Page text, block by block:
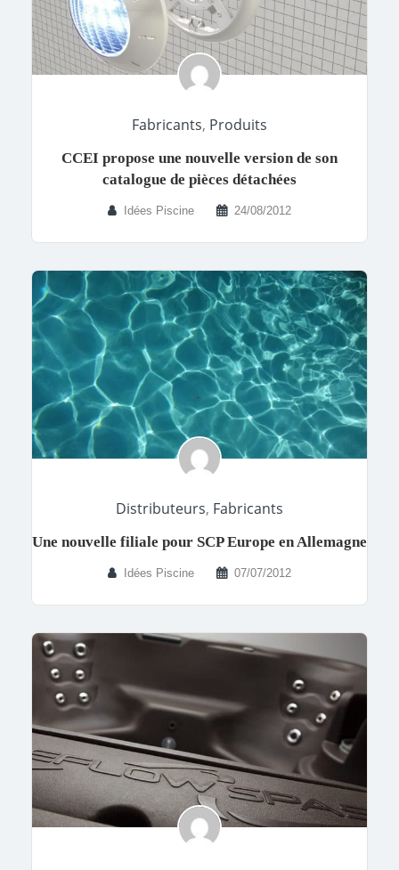
Fabricants, Produits
CCEI propose une nouvelle version de son
catalogue de pièces détachées
Idées Piscine 24/08/2012
Distributeurs, Fabricants
Une nouvelle filiale pour SCP Europe en Allemagne
Idées Piscine 07/07/2012